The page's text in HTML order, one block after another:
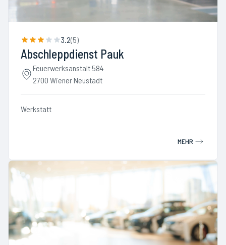
3.2(5)
Abschleppdienst Pauk
Feuerwerksanstalt 584
2700 Wiener Neustadt
Werkstatt
MEHR